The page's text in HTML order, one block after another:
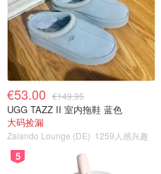
€53.00 €149.95
UGG TAZZ II 室内拖鞋 蓝色
大码捡漏
Zalando Lounge (DE) 1259人感兴趣
5